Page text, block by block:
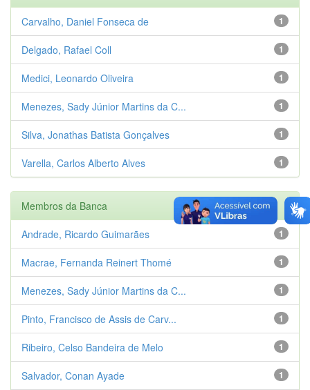
1
Carvalho, Daniel Fonseca de
1
Delgado, Rafael Coll
1
Medici, Leonardo Oliveira
1
Menezes, Sady Júnior Martins da C...
1
Silva, Jonathas Batista Gonçalves
1
Varella, Carlos Alberto Alves
Membros da Banca
1
Andrade, Ricardo Guimarães
1
Macrae, Fernanda Reinert Thomé
1
Menezes, Sady Júnior Martins da C...
1
Pinto, Francisco de Assis de Carv...
1
Ribeiro, Celso Bandeira de Melo
1
Salvador, Conan Ayade